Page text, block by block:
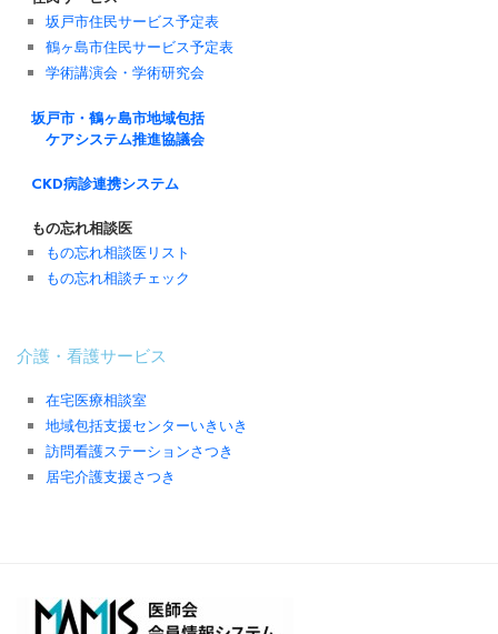
坂戸市住民サービス予定表
鶴ヶ島市住民サービス予定表
学術講演会・学術研究会
坂戸市・鶴ヶ島市地域包括
ケアシステム推進協議会
CKD病診連携システム
もの忘れ相談医
もの忘れ相談医リスト
もの忘れ相談チェック
介護・看護サービス
在宅医療相談室
地域包括支援センターいきいき
訪問看護ステーションさつき
居宅介護支援さつき